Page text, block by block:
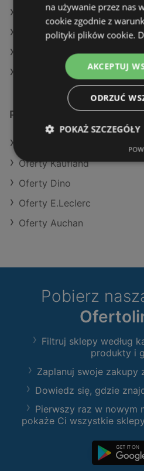
Aktualne gazetki Action
Aktualne gazetki Makro
Aktualne gazetki Dealz
Sklepy Netto w
Podobne sklepy
Oferty Kaufland
Oferty Dino
Oferty E.Leclerc
Oferty Auchan
Pobierz
Filtruj sklepy według
produkty i
Zaplanuj swoje zakupy
Dowiedz się, gdzie
Pierwszy raz w nowym
pokaże Ci wszystkie
na używanie przez nas
cookie zgodnie z
polityki plików cookie.
AKCEPTUJ
ODRZUĆ
POKAŻ SZCZEGÓŁY